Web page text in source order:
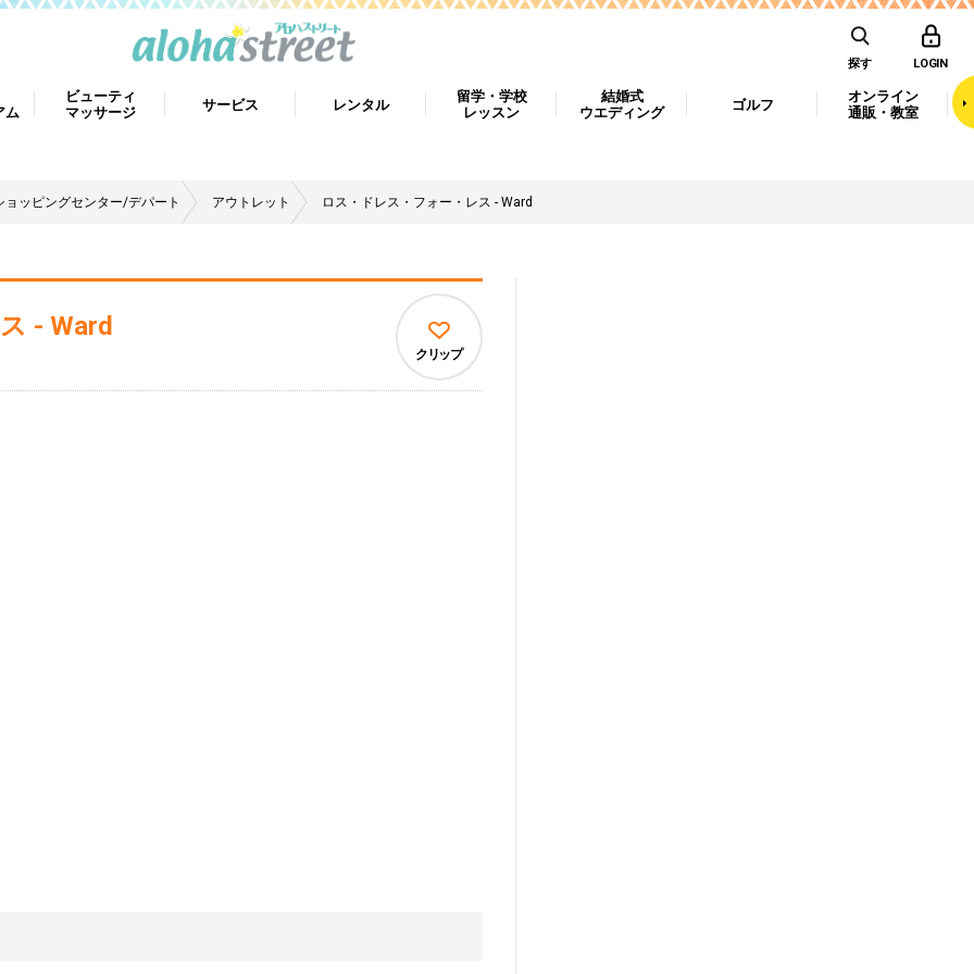
探す LOGIN
ム
ビューティ
マッサージ
サービス レンタル
留学・学校
レッスン
結婚式
ウエディング
ゴルフ
オンライン
通販・教室
ョッピングセンター/デパート アウトレット ロス・ドレス・フォー・レス - Ward
- Ward
クリップ